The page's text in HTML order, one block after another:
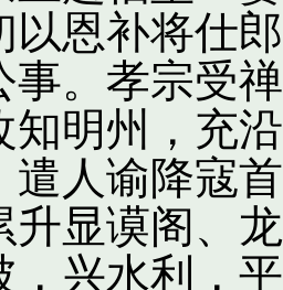
以恩补将仕
事。孝宗受
知明州，充
遣人谕降寇
升显谟阁、
，兴水利，